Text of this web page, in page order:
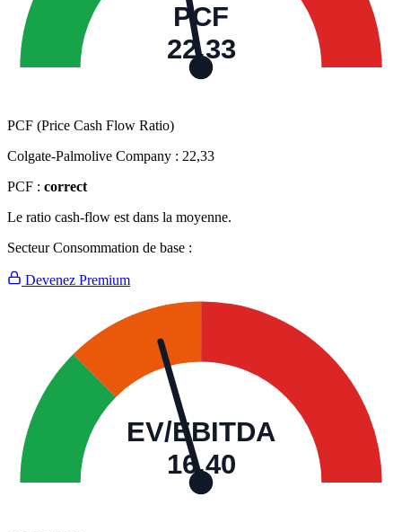
PCF
22,33
PCF (Price Cash Flow Ratio)
Colgate-Palmolive Company : 22,33
PCF : correct
Le ratio cash-flow est dans la moyenne.
Secteur Consommation de base :
Devenez Premium
EV/EBITDA
16,40